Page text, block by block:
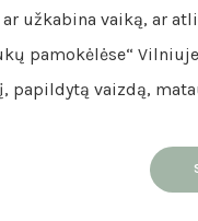
ar užkabina vaiką, ar
pamokėlėse“
papildytą vaizdą,